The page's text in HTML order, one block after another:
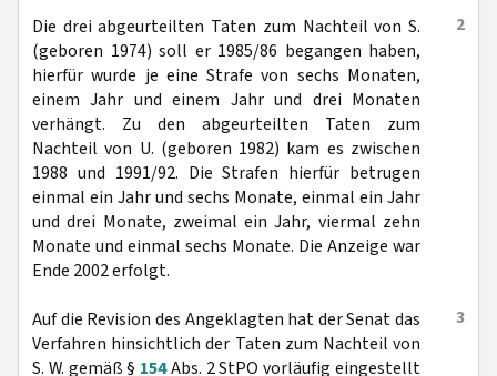
2
Die drei abgeurteilten Taten zum Nachteil von S.
(geboren 1974) soll er 1985/86 begangen haben,
hierfür wurde je eine Strafe von sechs Monaten,
einem Jahr und einem Jahr und drei Monaten
verhängt. Zu den abgeurteilten Taten zum
Nachteil von U. (geboren 1982) kam es zwischen
1988 und 1991/92. Die Strafen hierfür betrugen
einmal ein Jahr und sechs Monate, einmal ein Jahr
und drei Monate, zweimal ein Jahr, viermal zehn
Monate und einmal sechs Monate. Die Anzeige war
Ende 2002 erfolgt.
3
Auf die Revision des Angeklagten hat der Senat das
Verfahren hinsichtlich der Taten zum Nachteil von
S. W. gemäß § 154Abs. 2 StPO vorläufig eingestellt